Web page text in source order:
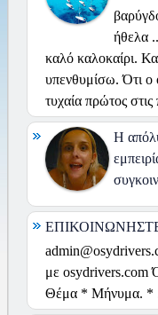
ήθελα
καλό καλοκαίρι.
υπενθυμίσω. Ότι ο
τυχαία πρώτος στις
H
με osydrivers.com
Θέμα * Μήνυμα. *